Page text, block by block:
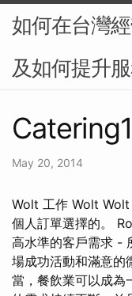
如何在台灣
及如何提升
May 20, 2014
Wolt 工作 Wolt Wolt
個人訂單選擇的。
高水準的客戶需求 -
場成功活動和滿意的
當，餐飲業可以成為